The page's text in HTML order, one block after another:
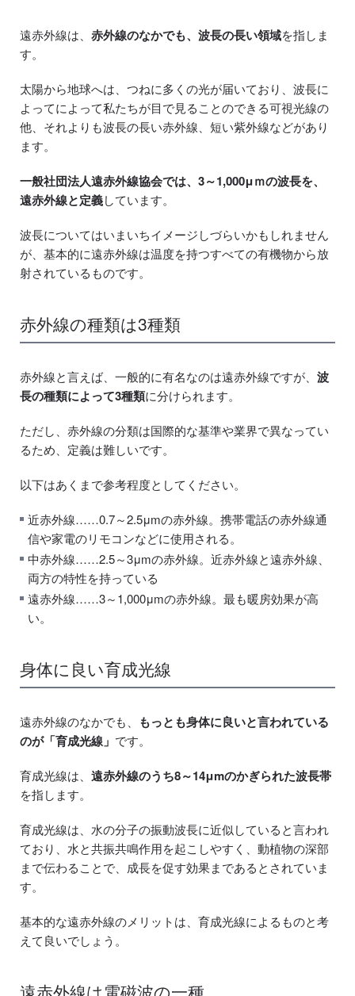
遠赤外線は、 赤外線のなかでも、波長の長い領域を指しま
す。
太陽から地球へは、つねに多くの光が届いており、波長に
よってによって私たちが目で見ることのできる可視光線の
他、それよりも波長の長い赤外線、短い紫外線などがあり
ます。
一般社団法人遠赤外線協会では、3～1,000μｍの波長を、
遠赤外線と定義しています。
波長についてはいまいちイメージしづらいかもしれません
が、基本的に遠赤外線は温度を持つすべての有機物から放
射されているものです。
赤外線の種類は3種類
赤外線と言えば、一般的に有名なのは遠赤外線ですが、 波
長の種類によって3種類に分けられます。
ただし、赤外線の分類は国際的な基準や業界で異なってい
るため、定義は難しいです。
以下はあくまで参考程度としてください。
近赤外線……0.7～2.5μmの赤外線。携帯電話の赤外線通
信や家電のリモコンなどに使用される。
中赤外線……2.5～3μmの赤外線。近赤外線と遠赤外線、
両方の特性を持っている
遠赤外線……3～1,000μmの赤外線。最も暖房効果が高
い。
身体に良い育成光線
遠赤外線のなかでも、 もっとも身体に良いと言われている
のが「育成光線」 です。
育成光線は、 遠赤外線のうち8～14μmのかぎられた波長帯
を指します。
育成光線は、水の分子の振動波長に近似していると言われ
ており、水と共振共鳴作用を起こしやすく、動植物の深部
まで伝わることで、成長を促す効果まであるとされていま
す。
基本的な遠赤外線のメリットは、育成光線によるものと考
えて良いでしょう。